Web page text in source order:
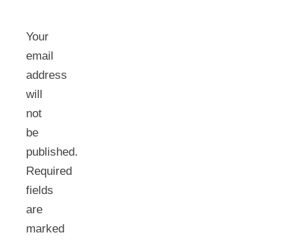
Your
email
address
will
not
be
published.
Required
fields
are
marked